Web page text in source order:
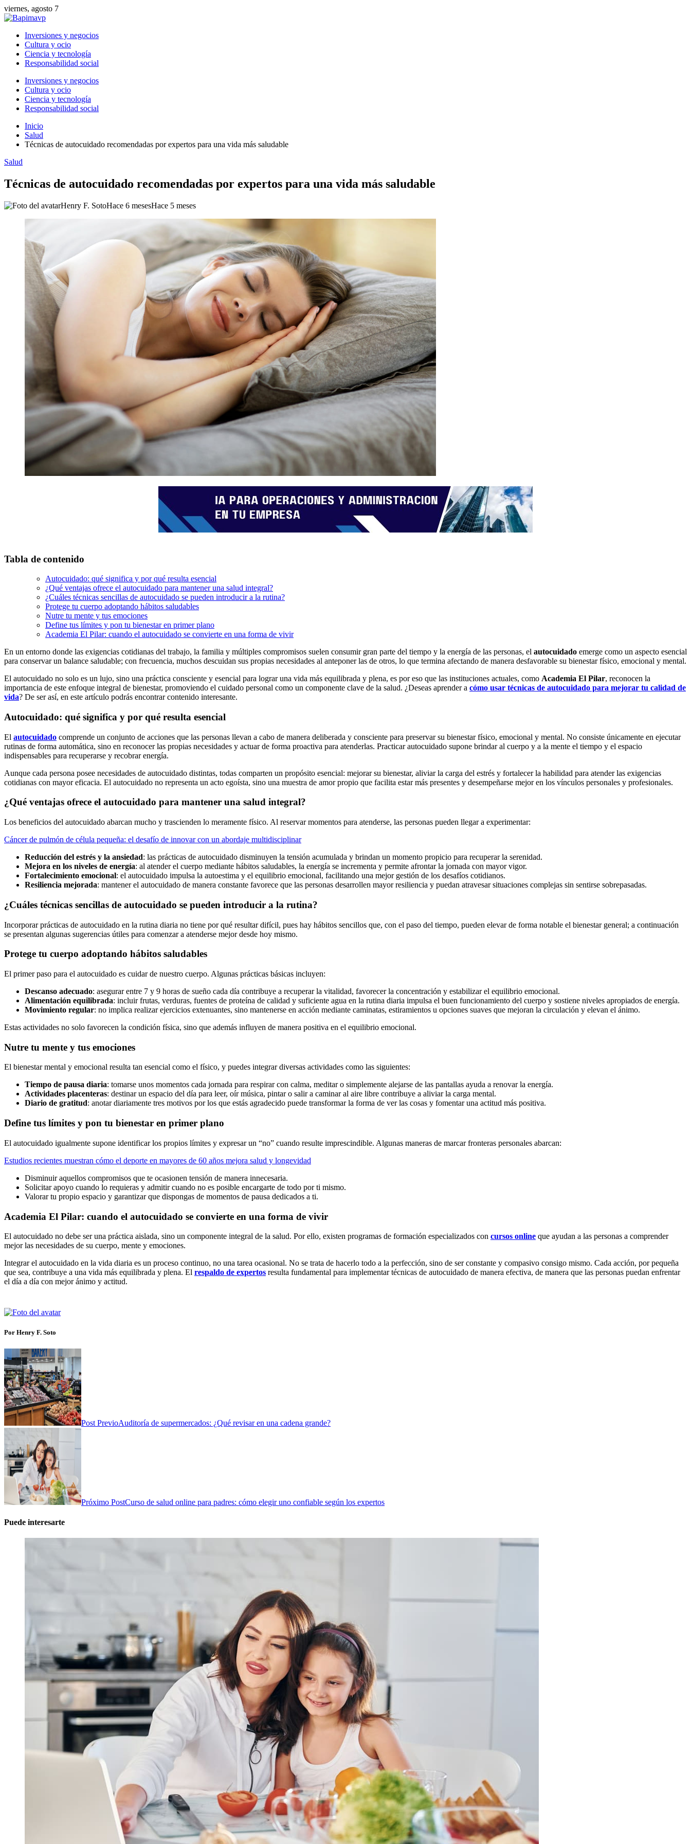
viernes, agosto 7
Inversiones y negocios
Cultura y ocio
Ciencia y tecnología
Responsabilidad social
Inversiones y negocios
Cultura y ocio
Ciencia y tecnología
Responsabilidad social
Inicio
Salud
Técnicas de autocuidado recomendadas por expertos para una vida más saludable
Salud
Técnicas de autocuidado recomendadas por expertos para una vida más saludable
Henry F. SotoHace 6 mesesHace 5 meses
Tabla de contenido
Autocuidado: qué significa y por qué resulta esencial
¿Qué ventajas ofrece el autocuidado para mantener una salud integral?
¿Cuáles técnicas sencillas de autocuidado se pueden introducir a la rutina?
Protege tu cuerpo adoptando hábitos saludables
Nutre tu mente y tus emociones
Define tus límites y pon tu bienestar en primer plano
Academia El Pilar: cuando el autocuidado se convierte en una forma de vivir
En un entorno donde las exigencias cotidianas del trabajo, la familia y múltiples compromisos suelen consumir gran parte del tiempo y la energía de las personas, el autocuidado emerge como un aspecto esencial
para conservar un balance saludable; con frecuencia, muchos descuidan sus propias necesidades al anteponer las de otros, lo que termina afectando de manera desfavorable su bienestar físico, emocional y mental.
El autocuidado no solo es un lujo, sino una práctica consciente y esencial para lograr una vida más equilibrada y plena, es por eso que las instituciones actuales, como Academia El Pilar, reconocen la
importancia de este enfoque integral de bienestar, promoviendo el cuidado personal como un componente clave de la salud. ¿Deseas aprender a cómo usar técnicas de autocuidado para mejorar tu calidad de
vida? De ser así, en este artículo podrás encontrar contenido interesante.
Autocuidado: qué significa y por qué resulta esencial
El autocuidado comprende un conjunto de acciones que las personas llevan a cabo de manera deliberada y consciente para preservar su bienestar físico, emocional y mental. No consiste únicamente en ejecutar
rutinas de forma automática, sino en reconocer las propias necesidades y actuar de forma proactiva para atenderlas. Practicar autocuidado supone brindar al cuerpo y a la mente el tiempo y el espacio
indispensables para recuperarse y recobrar energía.
Aunque cada persona posee necesidades de autocuidado distintas, todas comparten un propósito esencial: mejorar su bienestar, aliviar la carga del estrés y fortalecer la habilidad para atender las exigencias
cotidianas con mayor eficacia. El autocuidado no representa un acto egoísta, sino una muestra de amor propio que facilita estar más presentes y desempeñarse mejor en los vínculos personales y profesionales.
¿Qué ventajas ofrece el autocuidado para mantener una salud integral?
Los beneficios del autocuidado abarcan mucho y trascienden lo meramente físico. Al reservar momentos para atenderse, las personas pueden llegar a experimentar:
Cáncer de pulmón de célula pequeña: el desafío de innovar con un abordaje multidisciplinar
Reducción del estrés y la ansiedad: las prácticas de autocuidado disminuyen la tensión acumulada y brindan un momento propicio para recuperar la serenidad.
Mejora en los niveles de energía: al atender el cuerpo mediante hábitos saludables, la energía se incrementa y permite afrontar la jornada con mayor vigor.
Fortalecimiento emocional: el autocuidado impulsa la autoestima y el equilibrio emocional, facilitando una mejor gestión de los desafíos cotidianos.
Resiliencia mejorada: mantener el autocuidado de manera constante favorece que las personas desarrollen mayor resiliencia y puedan atravesar situaciones complejas sin sentirse sobrepasadas.
¿Cuáles técnicas sencillas de autocuidado se pueden introducir a la rutina?
Incorporar prácticas de autocuidado en la rutina diaria no tiene por qué resultar difícil, pues hay hábitos sencillos que, con el paso del tiempo, pueden elevar de forma notable el bienestar general; a continuación
se presentan algunas sugerencias útiles para comenzar a atenderse mejor desde hoy mismo.
Protege tu cuerpo adoptando hábitos saludables
El primer paso para el autocuidado es cuidar de nuestro cuerpo. Algunas prácticas básicas incluyen:
Descanso adecuado: asegurar entre 7 y 9 horas de sueño cada día contribuye a recuperar la vitalidad, favorecer la concentración y estabilizar el equilibrio emocional.
Alimentación equilibrada: incluir frutas, verduras, fuentes de proteína de calidad y suficiente agua en la rutina diaria impulsa el buen funcionamiento del cuerpo y sostiene niveles apropiados de energía.
Movimiento regular: no implica realizar ejercicios extenuantes, sino mantenerse en acción mediante caminatas, estiramientos u opciones suaves que mejoran la circulación y elevan el ánimo.
Estas actividades no solo favorecen la condición física, sino que además influyen de manera positiva en el equilibrio emocional.
Nutre tu mente y tus emociones
El bienestar mental y emocional resulta tan esencial como el físico, y puedes integrar diversas actividades como las siguientes:
Tiempo de pausa diaria: tomarse unos momentos cada jornada para respirar con calma, meditar o simplemente alejarse de las pantallas ayuda a renovar la energía.
Actividades placenteras: destinar un espacio del día para leer, oír música, pintar o salir a caminar al aire libre contribuye a aliviar la carga mental.
Diario de gratitud: anotar diariamente tres motivos por los que estás agradecido puede transformar la forma de ver las cosas y fomentar una actitud más positiva.
Define tus límites y pon tu bienestar en primer plano
El autocuidado igualmente supone identificar los propios límites y expresar un “no” cuando resulte imprescindible. Algunas maneras de marcar fronteras personales abarcan:
Estudios recientes muestran cómo el deporte en mayores de 60 años mejora salud y longevidad
Disminuir aquellos compromisos que te ocasionen tensión de manera innecesaria.
Solicitar apoyo cuando lo requieras y admitir cuando no es posible encargarte de todo por ti mismo.
Valorar tu propio espacio y garantizar que dispongas de momentos de pausa dedicados a ti.
Academia El Pilar: cuando el autocuidado se convierte en una forma de vivir
El autocuidado no debe ser una práctica aislada, sino un componente integral de la salud. Por ello, existen programas de formación especializados con cursos online que ayudan a las personas a comprender
mejor las necesidades de su cuerpo, mente y emociones.
Integrar el autocuidado en la vida diaria es un proceso continuo, no una tarea ocasional. No se trata de hacerlo todo a la perfección, sino de ser constante y compasivo consigo mismo. Cada acción, por pequeña
que sea, contribuye a una vida más equilibrada y plena. El respaldo de expertos resulta fundamental para implementar técnicas de autocuidado de manera efectiva, de manera que las personas puedan enfrentar
el día a día con mejor ánimo y actitud.
Por Henry F. Soto
Post PrevioAuditoría de supermercados: ¿Qué revisar en una cadena grande?
Próximo PostCurso de salud online para padres: cómo elegir uno confiable según los expertos
Puede interesarte